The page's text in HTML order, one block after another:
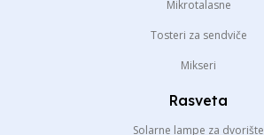
Mikrotalasne
Tosteri za sendviče
Mikseri
Rasveta
Solarne lampe za dvorište